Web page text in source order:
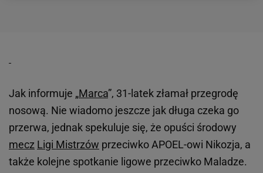
Jak informuje „Marca”, 31-latek złamał przegrodę
nosową. Nie wiadomo jeszcze jak długa czeka go
przerwa, jednak spekuluje się, że opuści środowy
mecz Ligi Mistrzów przeciwko APOEL-owi Nikozja, a
także kolejne spotkanie ligowe przeciwko Maladze.